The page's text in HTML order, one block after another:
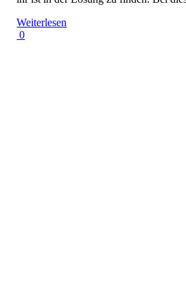
Weiterlesen
0